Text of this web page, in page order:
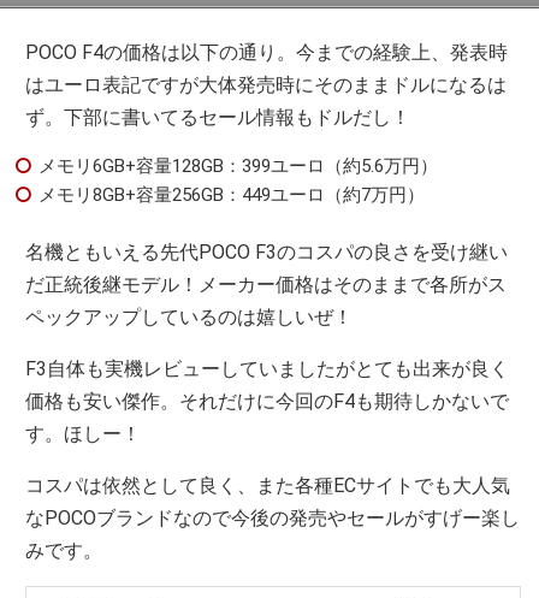
POCO F4の価格は以下の通り。今までの経験上、発表時
はユーロ表記ですが大体発売時にそのままドルになるは
ず。下部に書いてるセール情報もドルだし！
メモリ6GB+容量128GB：399ユーロ（約5.6万円）
メモリ8GB+容量256GB：449ユーロ（約7万円）
名機ともいえる先代POCO F3のコスパの良さを受け継い
だ正統後継モデル！メーカー価格はそのままで各所がス
ペックアップしているのは嬉しいぜ！
F3自体も実機レビューしていましたがとても出来が良く
価格も安い傑作。それだけに今回のF4も期待しかないで
す。ほしー！
コスパは依然として良く、また各種ECサイトでも大人気
なPOCOブランドなので今後の発売やセールがすげー楽し
みです。